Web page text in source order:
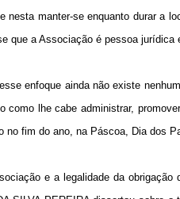
nesta manter-se enquanto durar a
que a Associação é pessoa
enfoque ainda não existe
como lhe cabe administrar,
no fim do ano, na Páscoa, Dia dos
e a legalidade da